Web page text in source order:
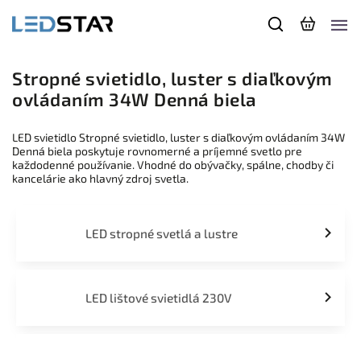
Stropné svietidlo, luster s diaľkovým
ovládaním 34W Denná biela
LED svietidlo Stropné svietidlo, luster s diaľkovým ovládaním 34W
Denná biela poskytuje rovnomerné a príjemné svetlo pre
každodenné používanie. Vhodné do obývačky, spálne, chodby či
kancelárie ako hlavný zdroj svetla.
LED stropné svetlá a lustre
LED lištové svietidlá 230V